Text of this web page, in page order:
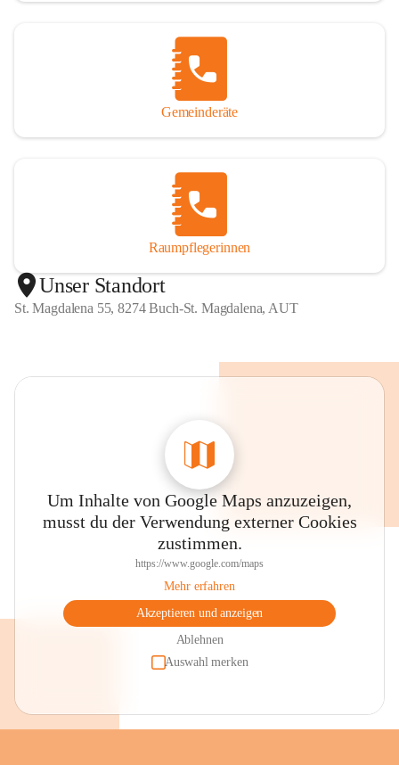
Gemeinderäte
Raumpflegerinnen
Unser Standort
St. Magdalena 55, 8274 Buch-St. Magdalena, AUT
Um Inhalte von Google Maps anzuzeigen,
musst du der Verwendung externer Cookies
zustimmen.
https://www.google.com/maps
Mehr erfahren
Akzeptieren und anzeigen
Ablehnen
Auswahl merken